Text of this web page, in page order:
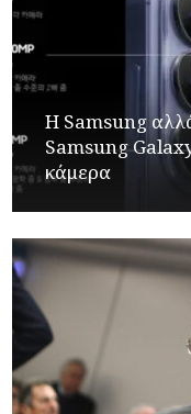
Η Samsung
Samsung
κάμερα